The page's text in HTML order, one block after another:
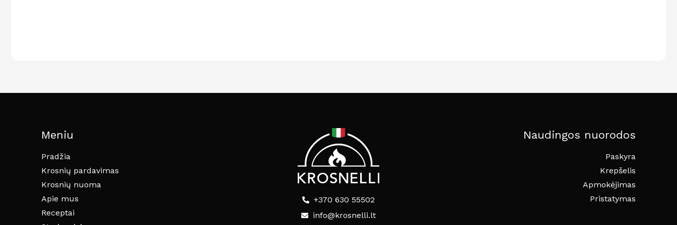
Meniu
Pradžia
Krosnių pardavimas
Krosnių nuoma
Apie mus
Receptai
+370 630 55502
info@krosnelli.lt
Naudingos nuorodos
Paskyra
Krepšelis
Apmokėjimas
Pristatymas